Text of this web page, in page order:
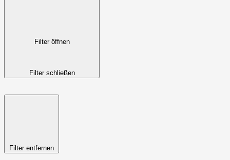
Filter öffnen
Filter schließen
Filter entfernen